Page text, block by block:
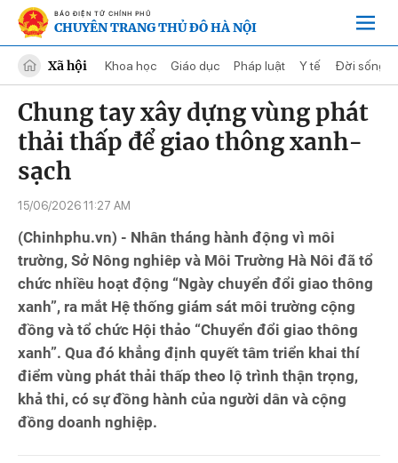
BÁO ĐIỆN TỬ CHÍNH PHỦ
CHUYÊN TRANG THỦ ĐÔ HÀ NỘI
Xã hội Khoa học Giáo dục Pháp luật Y tế Đời sống
Chung tay xây dựng vùng phát
thải thấp để giao thông xanh-
sạch
15/06/2026 11:27 AM
(Chinhphu.vn) - Nhân tháng hành động vì môi
trường, Sở Nông nghiêp và Môi Trường Hà Nôi đã tổ
chức nhiều hoạt động “Ngày chuyển đổi giao thông
xanh”, ra mắt Hệ thống giám sát môi trường cộng
đồng và tổ chức Hội thảo “Chuyển đổi giao thông
xanh”. Qua đó khẳng định quyết tâm triển khai thí
điểm vùng phát thải thấp theo lộ trình thận trọng,
khả thi, có sự đồng hành của người dân và cộng
đồng doanh nghiệp.